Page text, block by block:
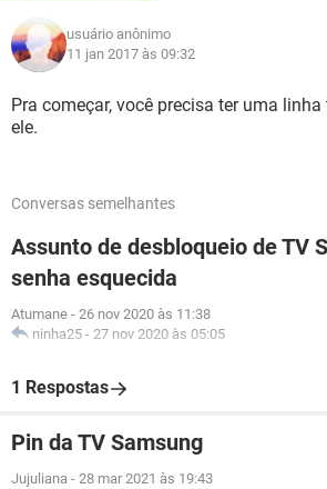
usuário anônimo
11 jan 2017 às 09:32
Pra começar, você precisa ter uma
ele.
Conversas semelhantes
Assunto de desbloqueio de TV
senha esquecida
Atumane - 26 nov 2020 às 11:38
ninha25 - 27 nov 2020 às 05:05
1 Respostas
Pin da TV Samsung
Jujuliana - 28 mar 2021 às 19:43